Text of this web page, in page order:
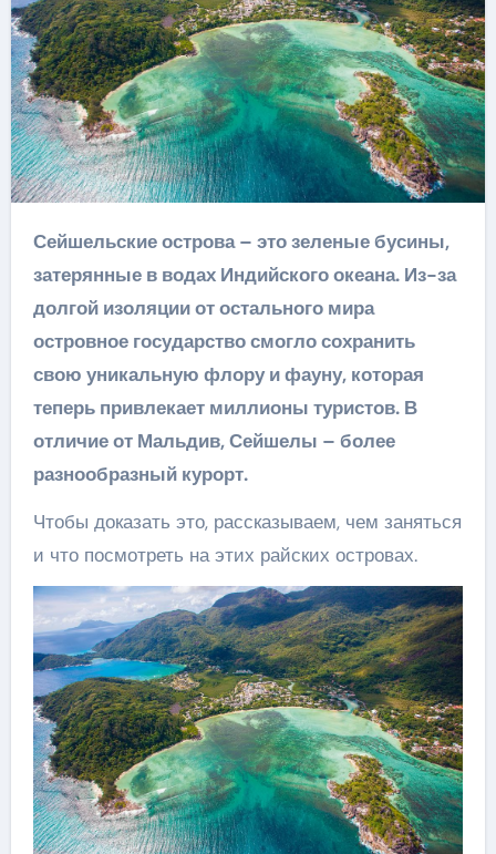
Сейшельские острова – это зеленые бусины,
затерянные в водах Индийского океана. Из-за
долгой изоляции от остального мира
островное государство смогло сохранить
свою уникальную флору и фауну, которая
теперь привлекает миллионы туристов. В
отличие от Мальдив, Сейшелы – более
разнообразный курорт.
Чтобы доказать это, рассказываем, чем заняться
и что посмотреть на этих райских островах.